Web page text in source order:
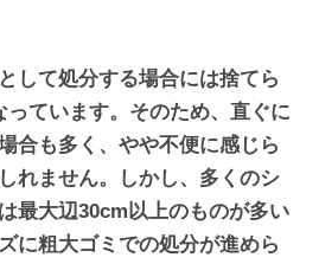
して処分する場合には捨てら
っています。そのため、直ぐに
合も多く、やや不便に感じら
れません。しかし、多くのシ
最大辺30cm以上のものが多い
に粗大ゴミでの処分が進めら